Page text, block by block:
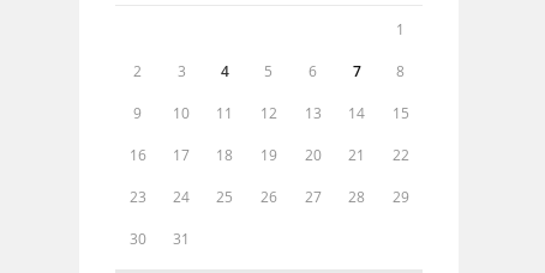
1
2 3 4 5 6 7 8
9 10 11 12 13 14 15
16 17 18 19 20 21 22
23 24 25 26 27 28 29
30 31